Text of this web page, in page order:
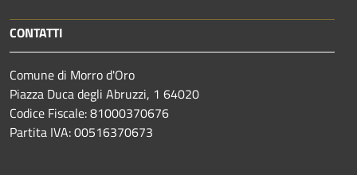
CONTATTI
Comune di Morro d'Oro
Piazza Duca degli Abruzzi, 1 64020
Codice Fiscale: 81000370676
Partita IVA: 00516370673